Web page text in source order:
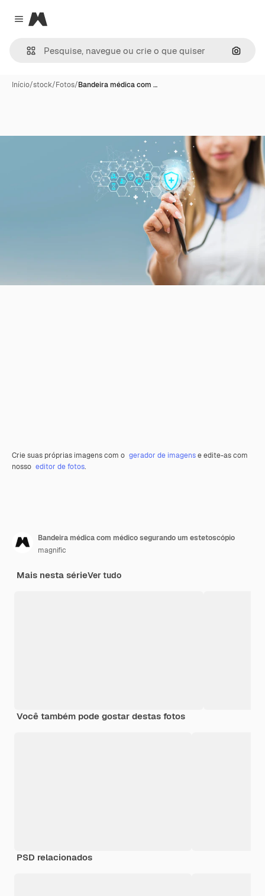
Close menu
Magnific
Início/stock/Fotos/Bandeira médica com …
Crie suas próprias imagens com o gerador de imagense edite-as com
nosso editor de fotos.
Bandeira médica com médico segurando um estetoscópio
magnific
Mais nesta sérieVer tudo
Você também pode gostar destas fotos
PSD relacionados